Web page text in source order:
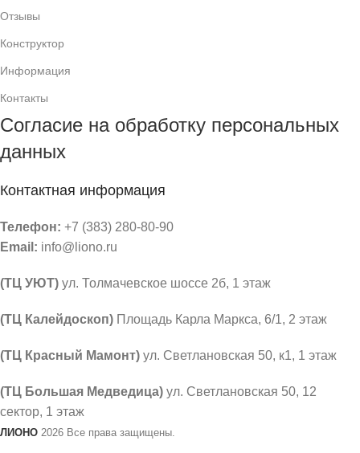
Отзывы
Конструктор
Информация
Контакты
Согласие на обработку персональных
данных
Контактная информация
Телефон: +7 (383) 280-80-90
Email: info@liono.ru
(ТЦ УЮТ) ул. Толмачевское шоссе 2б, 1 этаж
​(​ТЦ Калейдоскоп) Площадь Карла Маркса, 6/1, 2 этаж
(ТЦ Красный Мамонт) ул. Светлановская 50, к1, 1 этаж
(ТЦ Большая Медведица) ул. Светлановская 50, ​12
сектор, 1 этаж
ЛИОНО 2026 Все права защищены.